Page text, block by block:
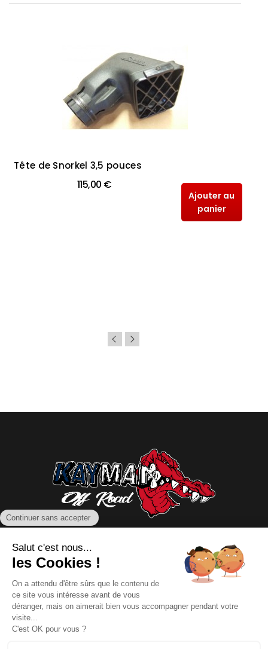
Tête de Snorkel 3,5 pouces
115,00 €
Ajouter au
panier
NOUS CONTACTER
INFORMATIONS
NOS PARTENAIRES